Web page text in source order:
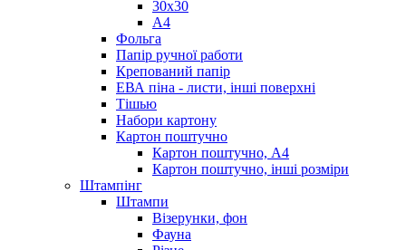
30х30
А4
Фольга
Папір ручної работи
Крепований папір
ЕВА піна - листи, інші поверхні
Тішью
Набори картону
Картон поштучно
Картон поштучно, А4
Картон поштучно, інші розміри
Штампінг
Штампи
Візерунки, фон
Фауна